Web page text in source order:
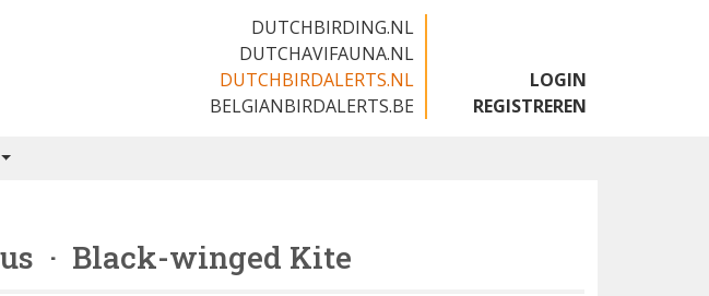
DUTCHBIRDING.NL
DUTCHAVIFAUNA.NL
DUTCHBIRDALERTS.NL
BELGIANBIRDALERTS.BE
LOGIN
REGISTREREN
· Black-winged Kite